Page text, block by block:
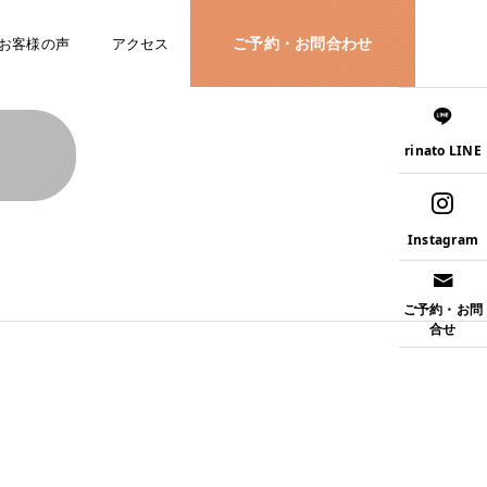
お客様の声 アクセス ご予約・お問合わせ
rinato LINE
Instagram
ご予約・お問
合せ